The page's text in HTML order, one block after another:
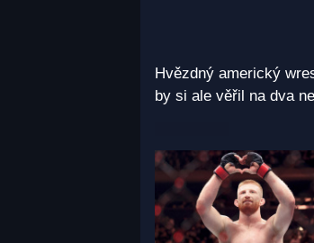
Hvězdný americký
by si ale věřil na dva